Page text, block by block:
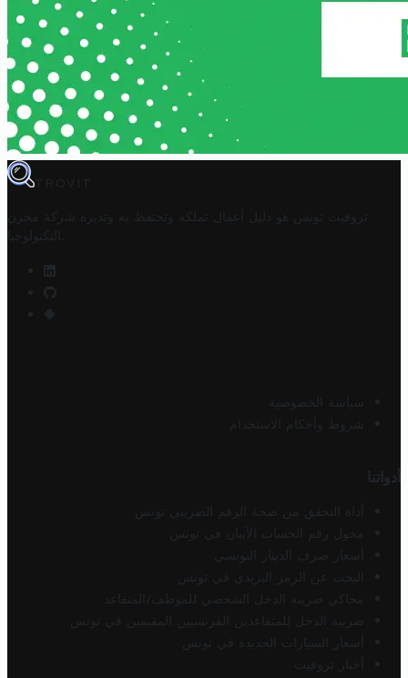
TROVIT
تروفيت تونس هو دليل أعمال تملكه وتحتفظ به وتديره
شركة مخزن
التكنولوجيا
سياسة الخصوصية
شروط وأحكام الاستخدام
أدواتنا
أداة التحقق من صحة الرقم الضريبي تونس
محول رقم الحساب الآيبان في تونس
أسعار صرف الدينار التونسي
البحث عن الرمز البريدي في تونس
محاكي ضريبة الدخل الشخصي للموظف/المتقاعد
ضريبة الدخل للمتقاعدين الفرنسيين المقيمين في تونس
أسعار السيارات الجديدة في تونس
أخبار تروفيت